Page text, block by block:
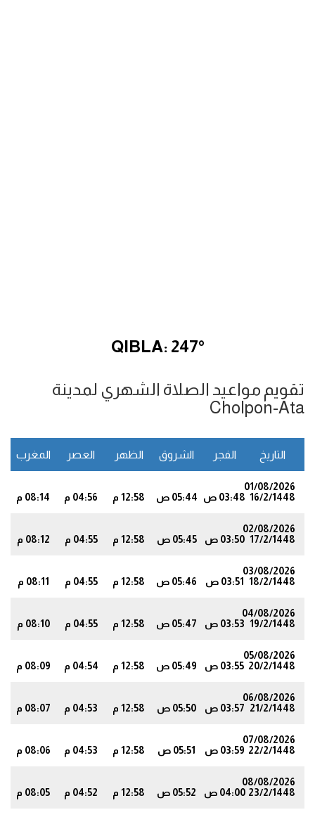
QIBLA: 247°
تقويم مواعيد الصلاة الشهري لمدينة
Cholpon-Ata
التاريخ الفجر الشروق الظهر العصر المغرب
01/08/2026
16/2/1448 03:48 ص 05:44 ص 12:58 م 04:56 م 08:14 م
02/08/2026
17/2/1448 03:50 ص 05:45 ص 12:58 م 04:55 م 08:12 م
03/08/2026
18/2/1448
03:51 ص 05:46 ص 12:58 م 04:55 م 08:11 م
04/08/2026
19/2/1448 03:53 ص 05:47 ص 12:58 م 04:55 م 08:10 م
05/08/2026
20/2/1448 03:55 ص 05:49 ص 12:58 م 04:54 م 08:09 م
06/08/2026
21/2/1448 03:57 ص 05:50 ص 12:58 م 04:53 م 08:07 م
07/08/2026
22/2/1448 03:59 ص 05:51 ص 12:58 م 04:53 م 08:06 م
08/08/2026
23/2/1448 04:00 ص 05:52 ص 12:58 م 04:52 م 08:05 م